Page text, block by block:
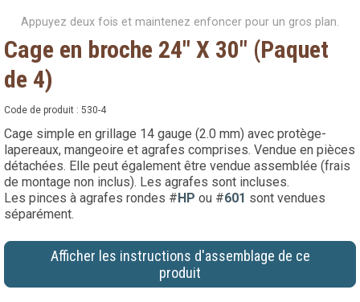
Appuyez deux fois et maintenez enfoncer pour un gros plan.
Cage en broche 24" X 30" (Paquet
de 4)
Code de produit : 530-4
Cage simple en grillage 14 gauge (2.0 mm) avec protège-
lapereaux, mangeoire et agrafes comprises. Vendue en pièces
détachées. Elle peut également être vendue assemblée (frais
de montage non inclus). Les agrafes sont incluses.
Les pinces à agrafes rondes #HP ou #601 sont vendues
séparément.
Afficher les instructions d'assemblage de ce
produit